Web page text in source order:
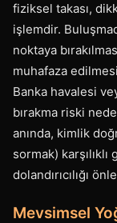
fiziksel takası,
işlemdir.
noktaya
muhafaza
Banka havalesi
bırakma riski
anında, kimlik
sormak)
dolandırıcılığı
Mevsimsel